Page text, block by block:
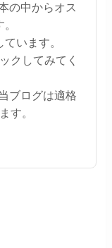
の中からオス
います。
クしてみてく
ブログは適格
す。